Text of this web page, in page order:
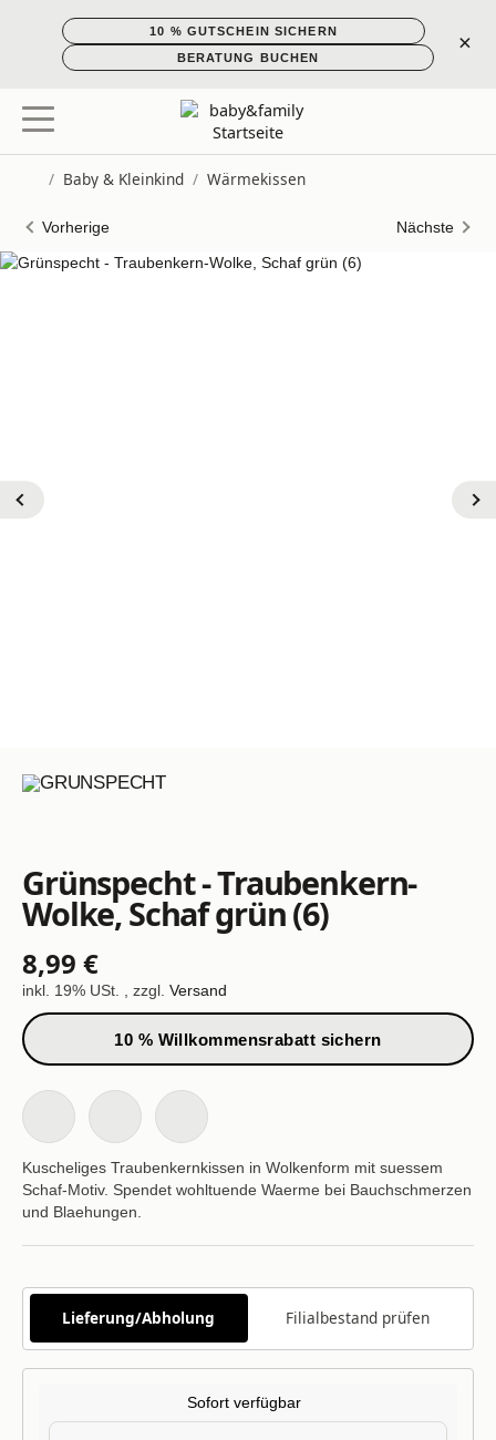
10 % GUTSCHEIN SICHERN
BERATUNG BUCHEN
×
/ Baby & Kleinkind / Wärmekissen
Vorherige Nächste
Grünspecht - Traubenkern-
Wolke, Schaf grün (6)
8,99 €
inkl. 19% USt. , zzgl. Versand
10 % Willkommensrabatt sichern
Kuscheliges Traubenkernkissen in Wolkenform mit suessem
Schaf-Motiv. Spendet wohltuende Waerme bei Bauchschmerzen
und Blaehungen.
Lieferung/Abholung Filialbestand prüfen
Sofort verfügbar